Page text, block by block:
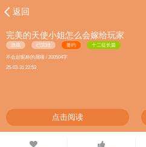
返回
完美的天使小姐怎么会嫁给玩家
游戏 已完结 签约 十二征长篇
不会起昵称的屑喵 / 200504字
25-03-31 22:53
点击阅读